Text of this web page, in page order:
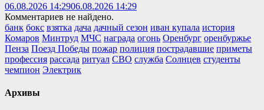
06.08.2026 14:2906.08.2026 14:29
Комментариев не найдено.
банк бокс взятка дача дачный сезон иван купала история
Комаров Минтруд МЧС награда огонь Оренбург оренбуржье
Пенза Поезд Победы пожар полиция пострадавшие приметы
профессия рассада ритуал СВО служба Солнцев студенты
чемпион Электрик
Архивы